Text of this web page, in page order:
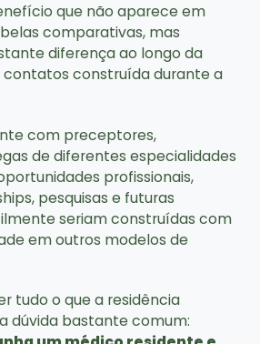
que não aparece em
comparativas, mas
diferença ao longo da
contatos construída durante a
com preceptores,
de diferentes especialidades
profissionais,
pesquisas e futuras
seriam construídas com
em outros modelos de
tudo o que a residência
dúvida bastante comum: